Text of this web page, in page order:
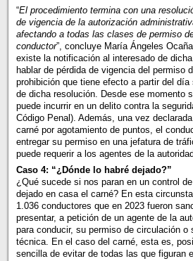
“El procedimiento termina con una
de vigencia de la autorización
afectando a todas las clases de permiso
conductor”, concluye María Ángeles
existe la notificación al interesado de
hablar de pérdida de vigencia del permiso
prohibición que tiene efecto a partir del
de dicha resolución. Desde ese momento
puede incurrir en un delito contra la
Código Penal). Además, una vez
carné por agotamiento de puntos, el
entregar su permiso en una jefatura de
puede requerir a los agentes de la
Caso 4: “¿Dónde lo habré dejado?”
¿Qué sucede si nos paran en un control
dejado en casa el carné? En esta
1.036 conductores que en 2023 fueron
presentar, a petición de un agente de la
para conducir, su permiso de circulación o
técnica. En el caso del carné, esta es,
sencilla de evitar de todas las que figuran